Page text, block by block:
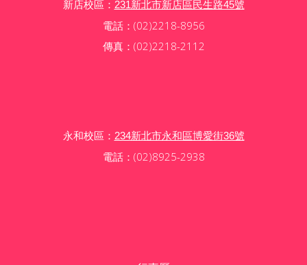
新店校區： 231新北市新店區民生路45號
電話：(02)2218-8956
傳真：(02)2218-2112
永和校區： 234新北市永和區博愛街36號
電話：(02)8925-2938